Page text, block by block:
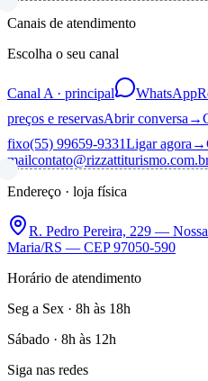
Canais de atendimento
Escolha o seu canal
Canal A · principal WhatsApp
preços e reservasAbrir conversa →
fixo(55) 99659-9331Ligar agora →
mail
Endereço · loja física
R. Pedro Pereira, 229 —
Maria/RS — CEP 97050-590
Horário de atendimento
Seg a Sex · 8h às 18h
Sábado · 8h às 12h
Siga nas redes